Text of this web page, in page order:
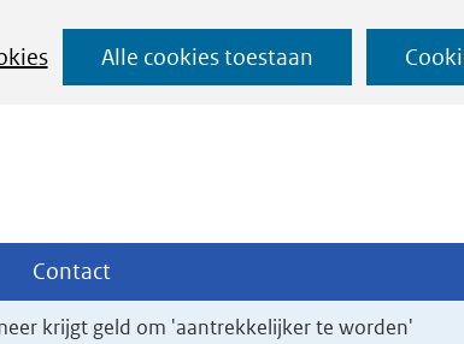
Alle cookies toestaan
Ga
naar
Contact
Uitklappen
krijgt geld om 'aantrekkelijker te worden'